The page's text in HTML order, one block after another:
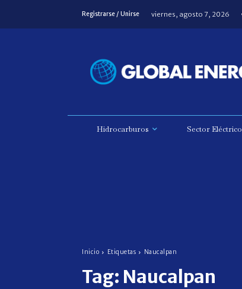
Registrarse / Unirse viernes, agosto 7, 2026
Hidrocarburos Sector Eléctrico
Inicio Etiquetas Naucalpan
Tag: Naucalpan